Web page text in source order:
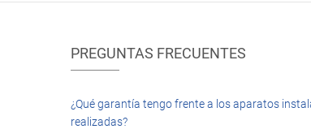
PREGUNTAS FRECUENTES
¿Qué garantía tengo frente a los aparatos
realizadas?